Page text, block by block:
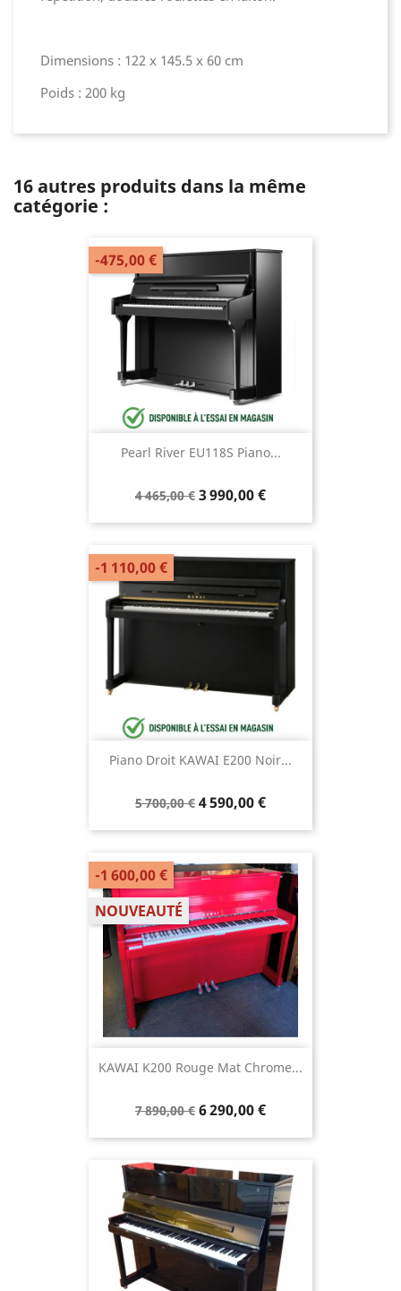
Dimensions : 122 x 145.5 x 60 cm
Poids : 200 kg
16 autres produits dans la même
catégorie :
Pearl River EU118S Piano...
4 465,00 € 3 990,00 €
-475,00 €
Piano Droit KAWAI E200 Noir...
5 700,00 € 4 590,00 €
-1 110,00 €
KAWAI K200 Rouge Mat Chrome...
7 890,00 € 6 290,00 €
-1 600,00 €
NOUVEAUTÉ